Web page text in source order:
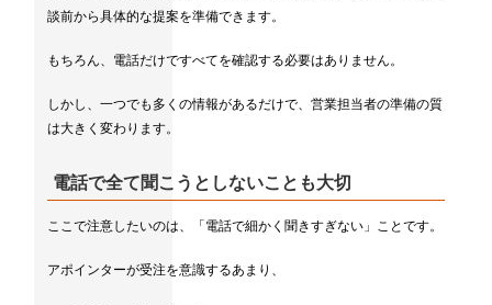
談前から具体的な提案を準備できます。
もちろん、電話だけですべてを確認する必要はありません。
しかし、一つでも多くの情報があるだけで、営業担当者の準備の質
は大きく変わります。
電話で全て聞こうとしないことも大切
ここで注意したいのは、「電話で細かく聞きすぎない」ことです。
アポインターが受注を意識するあまり、